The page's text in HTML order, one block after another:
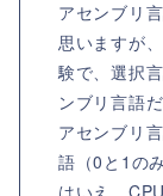
アセンブリ
思いますが
験で、選択
ンブリ言語
アセンブリ
語（0と1の
はいえ、